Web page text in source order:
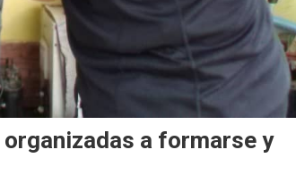
organizadas a formarse y